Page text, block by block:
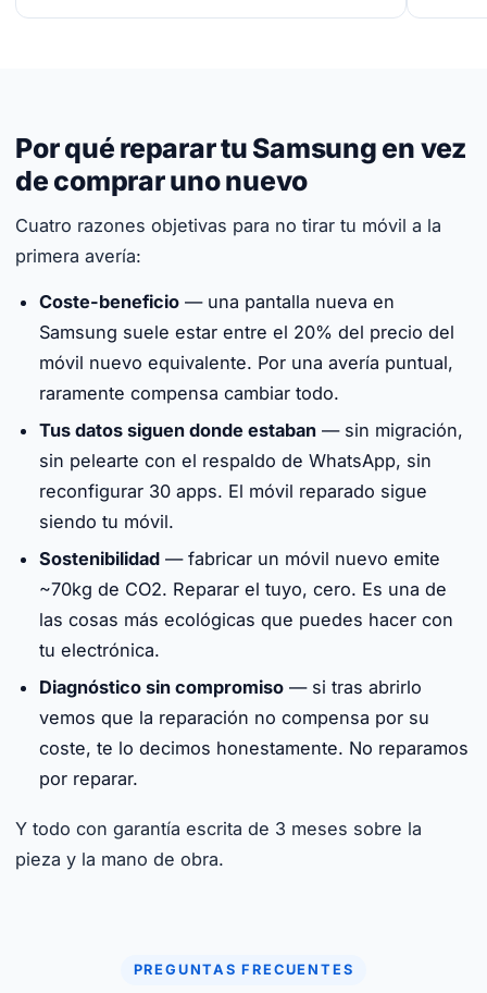
Por qué reparar tu Samsung en vez
de comprar uno nuevo
Cuatro razones objetivas para no tirar tu móvil a la
primera avería:
Coste-beneficio — una pantalla nueva en
Samsung suele estar entre el 20% del precio del
móvil nuevo equivalente. Por una avería puntual,
raramente compensa cambiar todo.
Tus datos siguen donde estaban — sin migración,
sin pelearte con el respaldo de WhatsApp, sin
reconfigurar 30 apps. El móvil reparado sigue
siendo tu móvil.
Sostenibilidad — fabricar un móvil nuevo emite
~70kg de CO2. Reparar el tuyo, cero. Es una de
las cosas más ecológicas que puedes hacer con
tu electrónica.
Diagnóstico sin compromiso — si tras abrirlo
vemos que la reparación no compensa por su
coste, te lo decimos honestamente. No reparamos
por reparar.
Y todo con garantía escrita de 3 meses sobre la
pieza y la mano de obra.
PREGUNTAS FRECUENTES